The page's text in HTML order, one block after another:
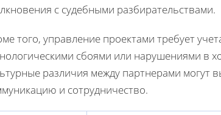
с судебными разбирательствами.
того, управление проектами требует
сбоями или нарушениями в
различия между партнерами могут
и сотрудничество.